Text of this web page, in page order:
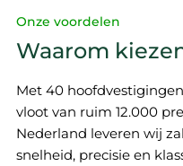
Onze voordelen
Waarom
Met 40
vloot van ruim 12.000
Nederland leveren wij
snelheid, precisie en